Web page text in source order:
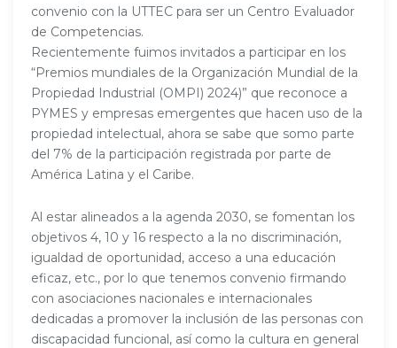
convenio con la UTTEC para ser un Centro Evaluador
de Competencias.
Recientemente fuimos invitados a participar en los
“Premios mundiales de la Organización Mundial de la
Propiedad Industrial (OMPI) 2024)” que reconoce a
PYMES y empresas emergentes que hacen uso de la
propiedad intelectual, ahora se sabe que somo parte
del 7% de la participación registrada por parte de
América Latina y el Caribe.
Al estar alineados a la agenda 2030, se fomentan los
objetivos 4, 10 y 16 respecto a la no discriminación,
igualdad de oportunidad, acceso a una educación
eficaz, etc., por lo que tenemos convenio firmando
con asociaciones nacionales e internacionales
dedicadas a promover la inclusión de las personas con
discapacidad funcional, así como la cultura en general